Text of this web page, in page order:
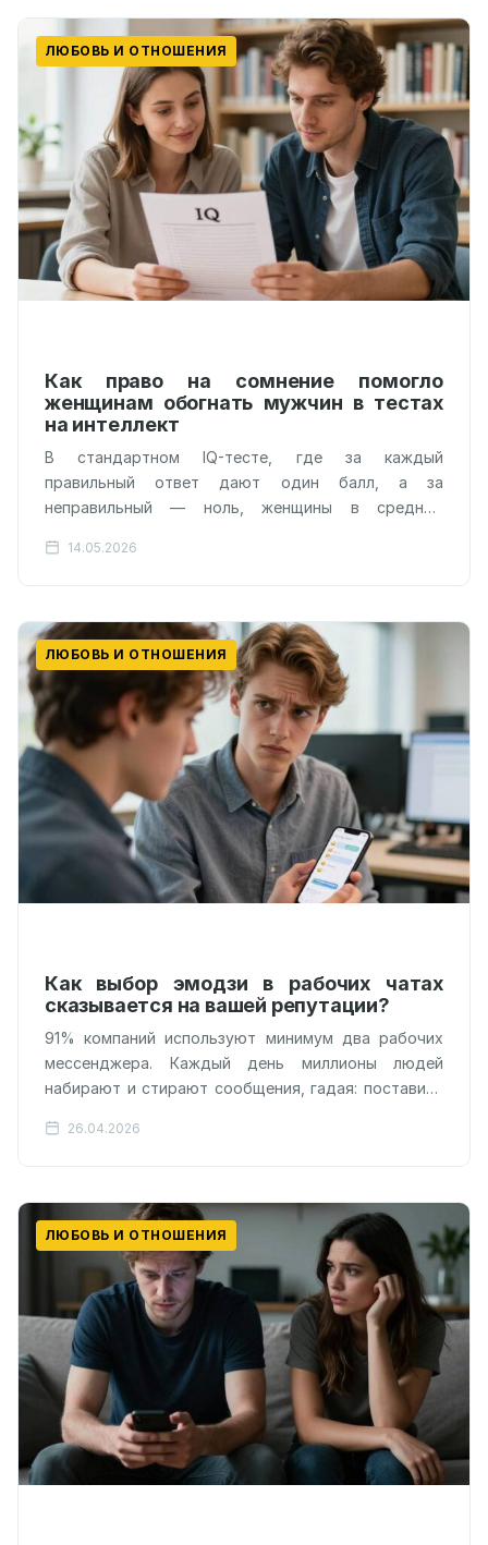
ЛЮБОВЬ И ОТНОШЕНИЯ
Как право на сомнение помогло
женщинам обогнать мужчин в тестах
на интеллект
В стандартном IQ-тесте, где за каждый
правильный ответ дают один балл, а за
неправильный — ноль, женщины в среднем
14.05.2026
ЛЮБОВЬ И ОТНОШЕНИЯ
Как выбор эмодзи в рабочих чатах
сказывается на вашей репутации?
91% компаний используют минимум два рабочих
мессенджера. Каждый день миллионы людей
26.04.2026
ЛЮБОВЬ И ОТНОШЕНИЯ